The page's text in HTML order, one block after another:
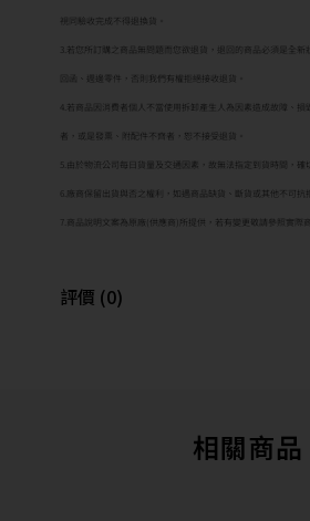
視同驗收完成不得退換貨。
3.若您所訂購之商品無問題而您欲退貨，退回的商品必須是全
回函、週邊零件，否則我們有權拒絕接收退貨。
4.若商品因消費者個人不當使用拆卸產生人為因素造成故障、
者，或是發票、附配件不齊者，恕不接受退貨。
5.由於物流公司每日貨量及交通因素，故無法指定到貨時間，確
6.廠商保留出貨與否之權利，如遇商品缺貨、斷貨或其他不可抗
7.商品說明文案為原廠(供應商)所提供，若有變更敬請參照實際商
評價 (0)
相關商品